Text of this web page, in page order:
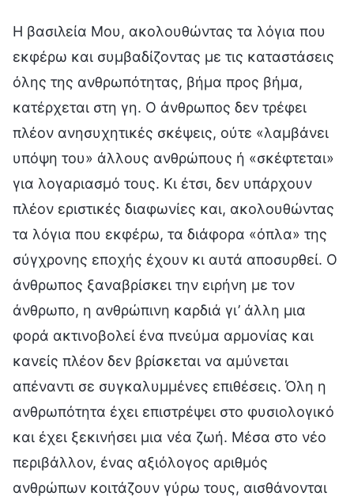
Η βασιλεία Μου, ακολουθώντας τα λόγια που
εκφέρω και συμβαδίζοντας με τις καταστάσεις
όλης της ανθρωπότητας, βήμα προς βήμα,
κατέρχεται στη γη. Ο άνθρωπος δεν τρέφει
πλέον ανησυχητικές σκέψεις, ούτε «λαμβάνει
υπόψη του» άλλους ανθρώπους ή «σκέφτεται»
για λογαριασμό τους. Κι έτσι, δεν υπάρχουν
πλέον εριστικές διαφωνίες και, ακολουθώντας
τα λόγια που εκφέρω, τα διάφορα «όπλα» της
σύγχρονης εποχής έχουν κι αυτά αποσυρθεί. Ο
άνθρωπος ξαναβρίσκει την ειρήνη με τον
άνθρωπο, η ανθρώπινη καρδιά γι’ άλλη μια
φορά ακτινοβολεί ένα πνεύμα αρμονίας και
κανείς πλέον δεν βρίσκεται να αμύνεται
απέναντι σε συγκαλυμμένες επιθέσεις. Όλη η
ανθρωπότητα έχει επιστρέψει στο φυσιολογικό
και έχει ξεκινήσει μια νέα ζωή. Μέσα στο νέο
περιβάλλον, ένας αξιόλογος αριθμός
ανθρώπων κοιτάζουν γύρω τους, αισθάνονται